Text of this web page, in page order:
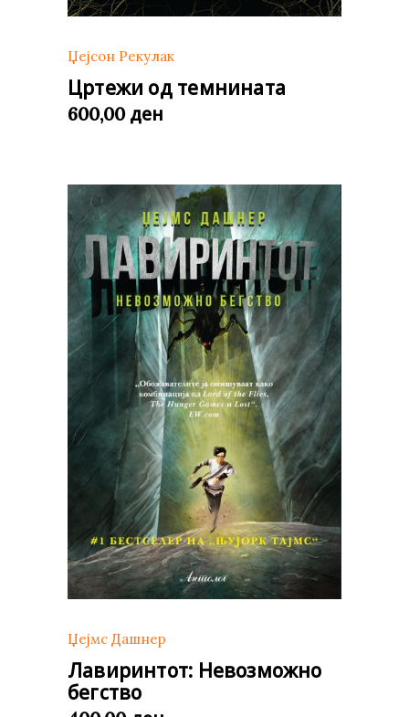
Џејсон Рекулак
Цртежи од темнината
600,00 ден
Џејмс Дашнер
Лавиринтот: Невозможно
бегство